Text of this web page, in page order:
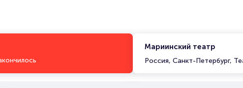
Мариинский театр
Россия, Санкт-Петербург,